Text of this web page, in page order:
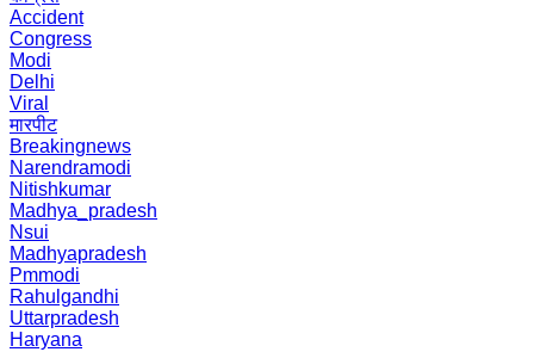
Accident
Congress
Modi
Delhi
Viral
मारपीट
Breakingnews
Narendramodi
Nitishkumar
Madhya_pradesh
Nsui
Madhyapradesh
Pmmodi
Rahulgandhi
Uttarpradesh
Haryana